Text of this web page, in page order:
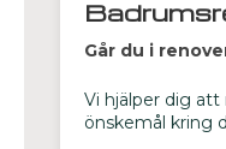
Går du i
Vi hjälper dig att
önskemål kring